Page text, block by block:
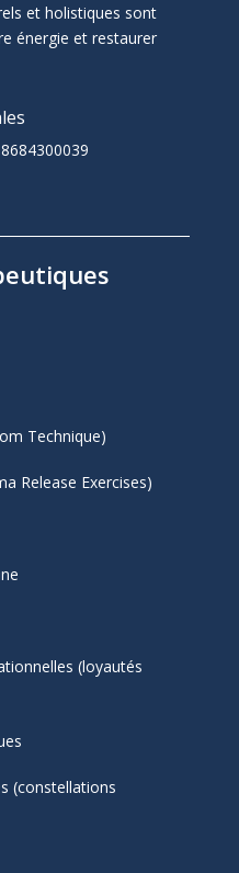
et holistiques sont
énergie et restaurer
Technique)
Release Exercises)
(loyautés
(constellations